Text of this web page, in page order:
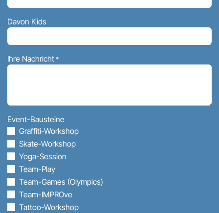
Davon Kids
Ihre Nachricht*
Event-Bausteine
Graffiti-Workshop
Skate-Workshop
Yoga-Session
Team-Play
Team-Games (Olympics)
Team-IMPROve
Tattoo-Workshop